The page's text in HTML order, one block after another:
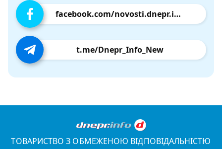
facebook.com/novosti.dnepr.info
t.me/Dnepr_Info_New
ТОВАРИСТВО З ОБМЕЖЕНОЮ ВІДПОВІДАЛЬНІСТЮ